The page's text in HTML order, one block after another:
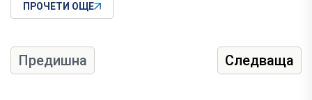
ПРОЧЕТИ ОЩЕ
Предишна Следваща